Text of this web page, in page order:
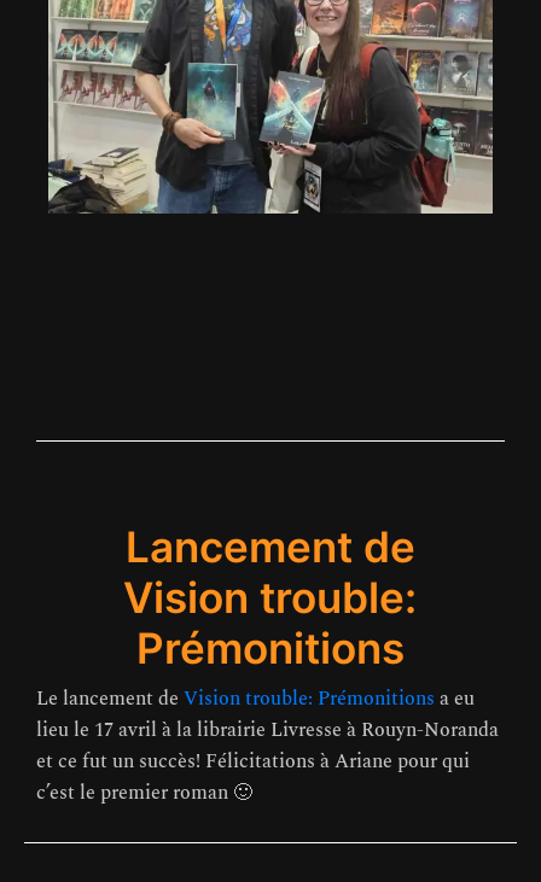
Lancement de
Vision trouble:
Prémonitions
Le lancement de Vision trouble: Prémonitions a eu
lieu le 17 avril à la librairie Livresse à Rouyn-Noranda
et ce fut un succès! Félicitations à Ariane pour qui
c’est le premier roman 🙂